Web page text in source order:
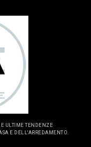
ULTIME TENDENZE
E DELL'ARREDAMENTO.